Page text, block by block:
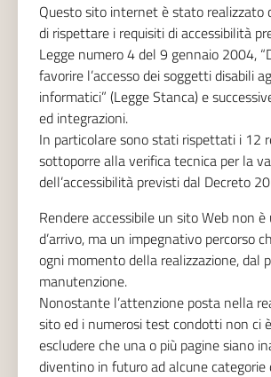
Questo sito internet è stato realizzato
di rispettare i requisiti di accessibilità
Legge numero 4 del 9 gennaio 2004,
favorire l’accesso dei soggetti disabili
informatici” (Legge Stanca) e
ed integrazioni.
In particolare sono stati rispettati i 12
sottoporre alla verifica tecnica per la
dell’accessibilità previsti dal Decreto
Rendere accessibile un sito Web non
d’arrivo, ma un impegnativo percorso
ogni momento della realizzazione, dal
manutenzione.
Nonostante l’attenzione posta nella
sito ed i numerosi test condotti non ci
escludere che una o più pagine siano
diventino in futuro ad alcune categorie